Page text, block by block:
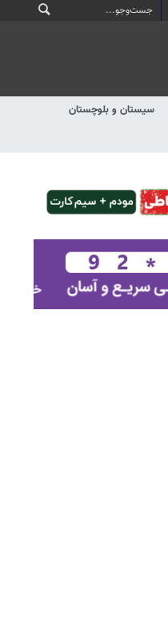
سیستان و بلوچستان